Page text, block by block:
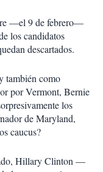
—el 9 de febrero—
los candidatos
descartados.
también como
por Vermont, Bernie
los
de Maryland,
caucus?
Hillary Clinton —